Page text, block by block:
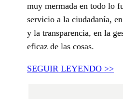
muy mermada en todo lo
servicio a la ciudadanía,
y la transparencia, en la
eficaz de las cosas.
SEGUIR LEYENDO >>